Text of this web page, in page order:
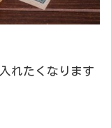
れたくなります